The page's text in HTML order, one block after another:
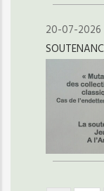
20-07-2026